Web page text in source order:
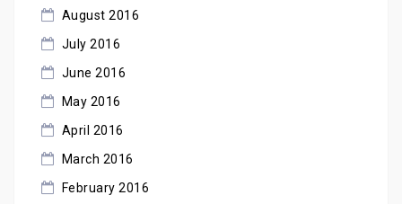
August 2016
July 2016
June 2016
May 2016
April 2016
March 2016
February 2016